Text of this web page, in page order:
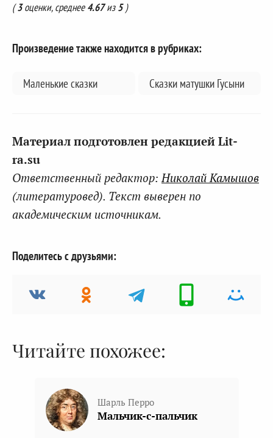
(3оценки, среднее4.67из5)
Произведение также находится в рубриках:
Маленькие сказки Сказки матушки Гусыни
Материал подготовлен редакцией Lit-
ra.su
Ответственный редактор:Николай Камышов
(литературовед). Текст выверен по
академическим источникам.
Поделитесь с друзьями:
Читайте похожее:
Шарль Перро
Мальчик-с-пальчик